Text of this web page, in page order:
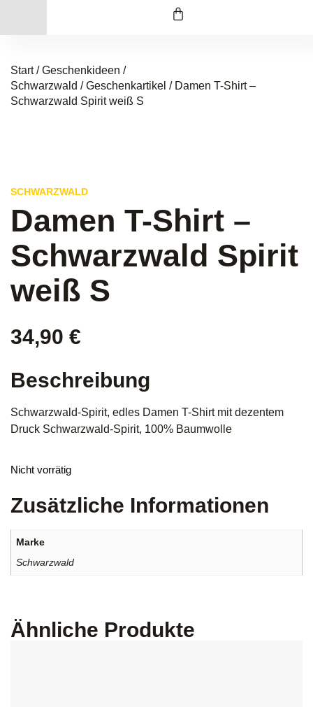
Start/Geschenkideen /
Schwarzwald /Geschenkartikel / Damen T-Shirt –
Schwarzwald Spirit weiß S
SCHWARZWALD
Damen T-Shirt –
Schwarzwald Spirit
weiß S
34,90 €
Beschreibung
Schwarzwald-Spirit, edles Damen T-Shirt mit dezentem
Druck Schwarzwald-Spirit, 100% Baumwolle
Nicht vorrätig
Zusätzliche Informationen
Marke
Schwarzwald
Ähnliche Produkte